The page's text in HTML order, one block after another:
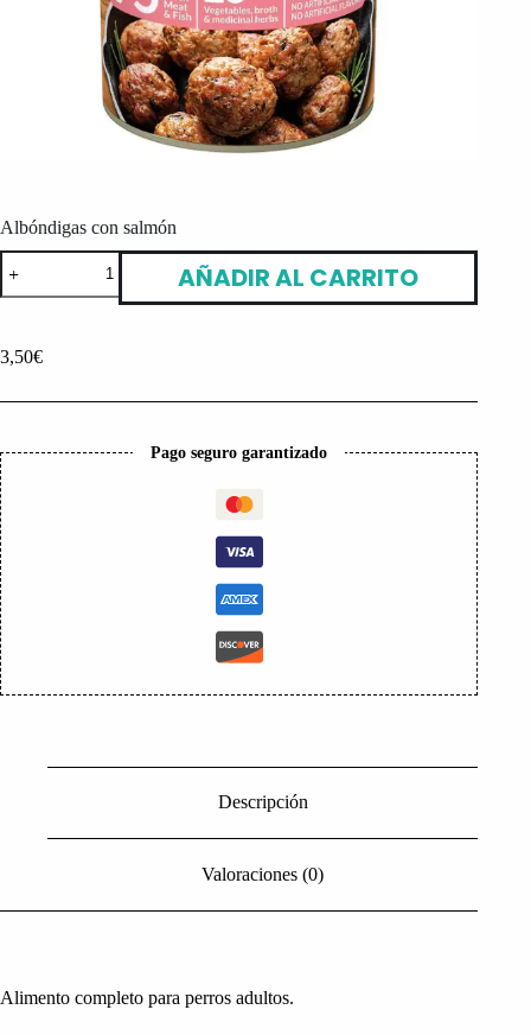
Albóndigas con salmón
Albóndigas
con
salmón
AÑADIR AL CARRITO
3,50€
Pago seguro garantizado
Descripción
Valoraciones (0)
Alimento completo para perros adultos.